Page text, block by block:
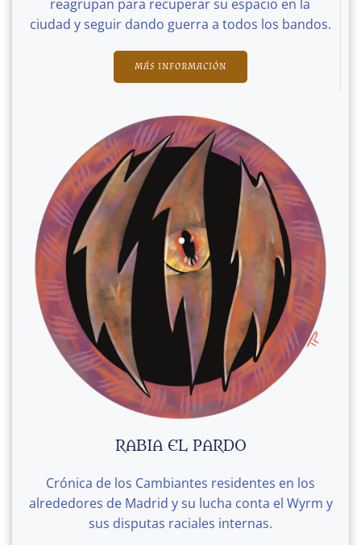
reagrupan para recuperar su espacio en la
ciudad y seguir dando guerra a todos los bandos.
MÁS INFORMACIÓN
RABIA EL PARDO
Crónica de los Cambiantes residentes en los
alrededores de Madrid y su lucha conta el Wyrm y
sus disputas raciales internas.